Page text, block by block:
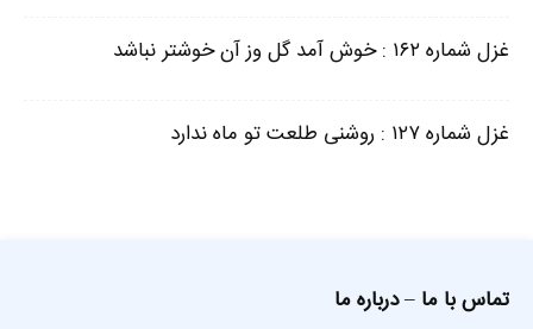
غزل شماره ۱۶۲ : خوش آمد گل وز آن خوشتر نباشد
غزل شماره ۱۲۷ : روشنی طلعت تو ماه ندارد
تماس با ما –درباره ما